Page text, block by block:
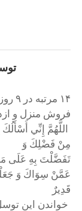
۱۴
فروش منزل و
اللَّهُمَّ إِنِّي
مِنْ فَضْلِكَ وَ
تَفَضَّلْتَ بِهِ عَلَى
عَمَّنْ سِوَاكَ وَ
قَدِيرٌ
خواندن این